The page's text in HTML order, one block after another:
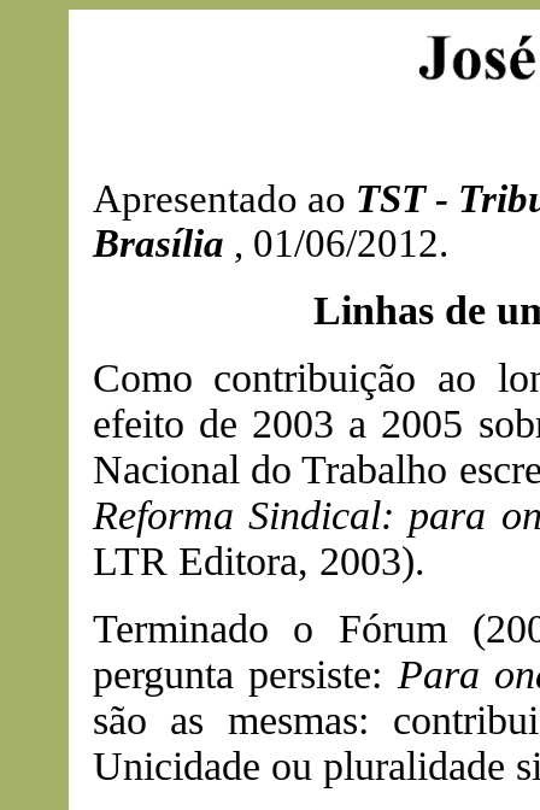
Apresentado ao TST -
Brasília , 01/06/2012.
Linhas de
Como contribuição ao
efeito de 2003 a 2005
Nacional do Trabalho
Reforma Sindical: para
LTR Editora, 2003).
Terminado o Fórum
pergunta persiste: Para
são as mesmas:
Unicidade ou pluralidade